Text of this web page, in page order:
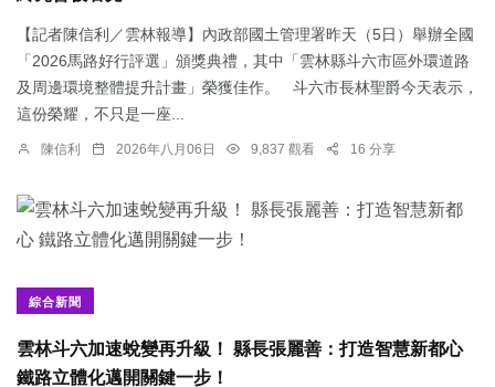
【記者陳信利／雲林報導】內政部國土管理署昨天（5日）舉辦全國
「2026馬路好行評選」頒獎典禮，其中「雲林縣斗六市區外環道路
及周邊環境整體提升計畫」榮獲佳作。 斗六市長林聖爵今天表示，
這份榮耀，不只是一座...
陳信利 2026年八月06日 9,837 觀看 16 分享
綜合新聞
雲林斗六加速蛻變再升級！ 縣長張麗善：打造智慧新都心
鐵路立體化邁開關鍵一步！